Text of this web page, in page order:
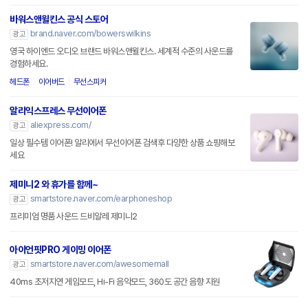
바워스앤윌킨스 공식 스토어
광고
brand.naver.com/bowerswilkins
영국 하이엔드 오디오 브랜드 바워스앤윌킨스. 세계적 수준의 사운드를
경험하세요.
헤드폰 이어버드 무선스피커
알리익스프레스 무선이어폰
광고
aliexpress.com/
일상 필수템 이어폰! 알리에서 무선이어폰 검색후 다양한 상품 쇼핑해보
세요
제미니2 와 휴가를 함께~
광고 smartstore.naver.com/earphoneshop
프리미엄 명품 사운드 드비알레 제미니2
아이언핏PRO 게이밍 이어폰
광고 smartstore.naver.com/awesomemall
40ms 초저지연 게임모드, Hi-Fi 음악모드, 360도 공간 음향 지원